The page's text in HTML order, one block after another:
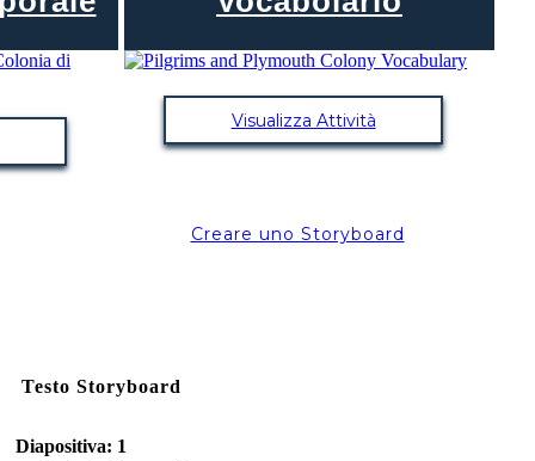
Visualizza Attività
Creare uno Storyboard
Testo Storyboard
Diapositiva: 1